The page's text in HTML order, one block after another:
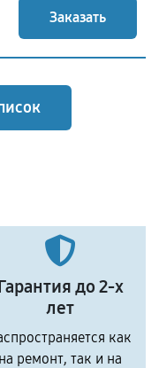
Заказать
до 2-х
лет
как
на ремонт, так и на